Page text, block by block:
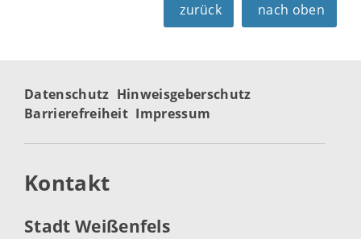
zurück nach oben
Datenschutz Hinweisgeberschutz
Barrierefreiheit Impressum
Kontakt
Stadt Weißenfels